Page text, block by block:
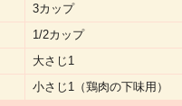
3カップ
1/2カップ
大さじ1
小さじ1（鶏肉の下味用）